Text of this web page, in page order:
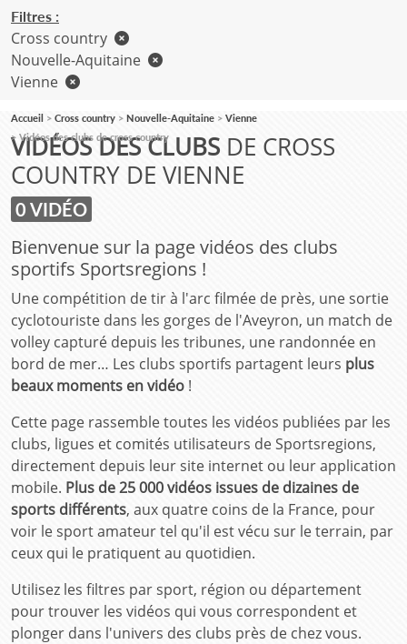
VIDÉOS DES CLUBS DE CROSS
COUNTRY DE VIENNE
0 VIDÉO
Bienvenue sur la page vidéos des clubs
sportifs Sportsregions !
Une compétition de tir à l'arc filmée de près, une sortie
cyclotouriste dans les gorges de l'Aveyron, un match de
volley capturé depuis les tribunes, une randonnée en
bord de mer… Les clubs sportifs partagent leurs plus
beaux moments en vidéo !
Cette page rassemble toutes les vidéos publiées par les
clubs, ligues et comités utilisateurs de Sportsregions,
directement depuis leur site internet ou leur application
mobile. Plus de 25 000 vidéos issues de dizaines de
sports différents, aux quatre coins de la France, pour
voir le sport amateur tel qu'il est vécu sur le terrain, par
ceux qui le pratiquent au quotidien.
Utilisez les filtres par sport, région ou département
pour trouver les vidéos qui vous correspondent et
plonger dans l'univers des clubs près de chez vous.
Filtres :
Cross country
Nouvelle-Aquitaine
Vienne
Accueil Cross country Nouvelle-Aquitaine
Vienne
Vidéos des clubs de cross country